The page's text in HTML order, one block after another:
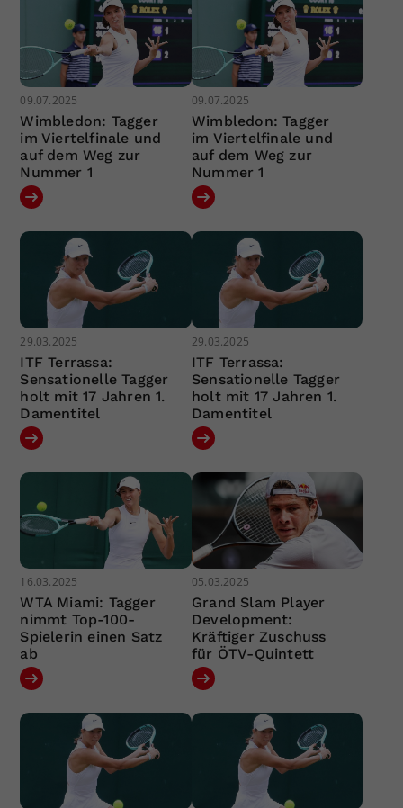
09.07.2025
Wimbledon: Tagger
im Viertelfinale und
auf dem Weg zur
Nummer 1
09.07.2025
Wimbledon: Tagger
im Viertelfinale und
auf dem Weg zur
Nummer 1
29.03.2025
ITF Terrassa:
Sensationelle Tagger
holt mit 17 Jahren 1.
Damentitel
29.03.2025
ITF Terrassa:
Sensationelle Tagger
holt mit 17 Jahren 1.
Damentitel
16.03.2025
WTA Miami: Tagger
nimmt Top-100-
Spielerin einen Satz
ab
05.03.2025
Grand Slam Player
Development:
Kräftiger Zuschuss
für ÖTV-Quintett